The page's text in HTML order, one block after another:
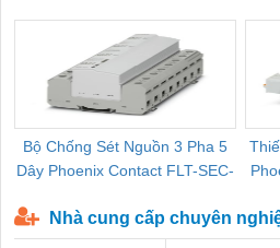
Bộ Chống Sét Nguồn 3 Pha 5
Dây Phoenix Contact FLT-SEC-
Nhà cung cấp chuyên